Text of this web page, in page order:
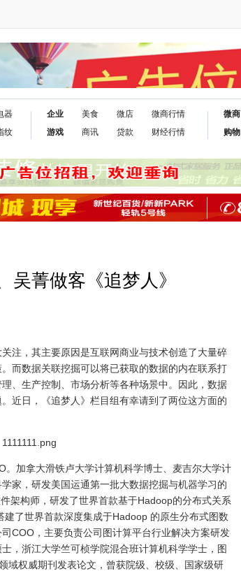
器
纹
企业
游戏
美食
商讯
微店
贷款
微商行情
财经行情
微商
购物
吴菁做客《追梦人》
注，其主要原因是互联网商业与技术创造了大量碎
而数据关联挖掘可以将已获取的数据的内在联系打
、生产控制、市场分析等各种场景中。因此，数据
近日，《追梦人》栏目组有幸请到了两位这方面的
加拿大滑铁卢大学计算机科学博士、麦吉尔大学计
家，研发美国运通第一批大数据挖掘与机器学习的
架构师，研发了世界首款基于Hadoop的分布式关系
了世界首款深度集成于Hadoop 的原生分布式图数
COO，主要负责公司图计算平台行业解决方案研发
，浙江大学竺可桢学院混合班计算机科学学士，图
域权威期刊发表论文，曾获院级、校级、国家级研